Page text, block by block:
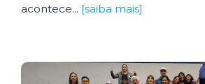
acontece... [saiba mais]